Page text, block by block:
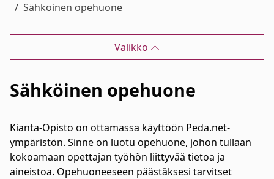
Varhaiskasvatus ja koulutus
Kulttuuri, vapaa-aika ja nuoret
Sähköinen opehuone
Valikko
Sähköinen opehuone
Kianta-Opisto on ottamassa käyttöön Peda.net-
ympäristön. Sinne on luotu opehuone, johon tullaan
kokoamaan opettajan työhön liittyvää tietoa ja
aineistoa. Opehuoneeseen päästäksesi tarvitset